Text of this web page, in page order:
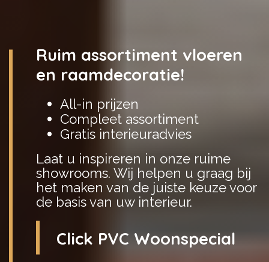
Ruim assortiment vloeren
en raamdecoratie!
All-in prijzen
Compleet assortiment
Gratis interieuradvies
Laat u inspireren in onze ruime
showrooms. Wij helpen u graag bij
het maken van de juiste keuze voor
de basis van uw interieur.
Click PVC Woonspecial